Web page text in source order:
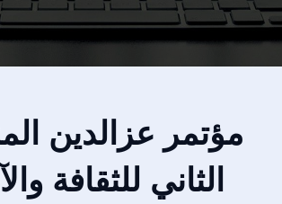
مؤتمر عزالدين
الثاني للثقافة